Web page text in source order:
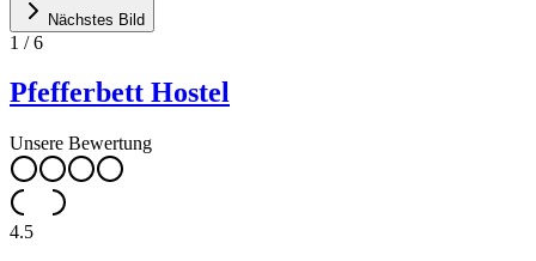
Nächstes Bild
1 /6
Pfefferbett Hostel
Unsere Bewertung
4.5